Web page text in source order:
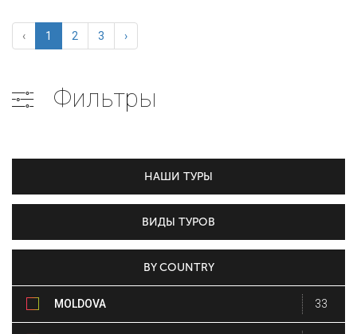
‹ 1 2 3 ›
Фильтры
НАШИ ТУРЫ
ВИДЫ ТУРОВ
BY COUNTRY
MOLDOVA 33